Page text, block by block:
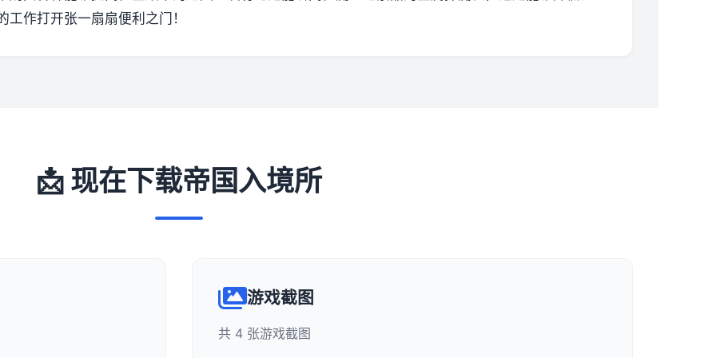
作打开张一扇扇便利之门！
📩 现在下载帝国入境所
游戏截图
共 4 张游戏截图